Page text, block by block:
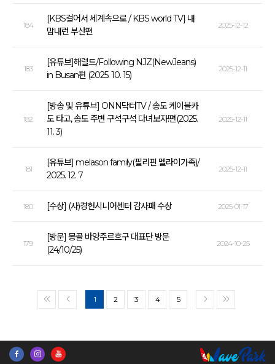
184
[KBS걸어서 세계속으로 / KBS world TV] 내
맘내런 부산편
2025-12-12
183
[유튜브]해럴드/Following NJZ(NewJeans)
in Busan편 (2025. 10. 15)
2025-12-11
182
[방송 및 유튜브] ONN닥터TV / 송도 케이블카
도 타고, 송도 주변 구석구석 다녀보자!편(2025.
11. 3)
2025-12-11
181
[유튜브] melason family(필리핀 멜라이가족)/
2025. 12. 7
2025-12-11
180 [수상] (사)경헌시니어센터 감사패 수상 2025-01-17
179
[방문] 몽골 바양주르흐구 대표단 방문
(24/10/25)
2024-10-25
<< < 1 2 3 4 5 > >>